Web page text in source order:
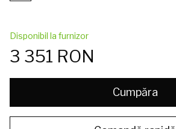
Disponibil la furnizor
3 351 RON
Cumpăra